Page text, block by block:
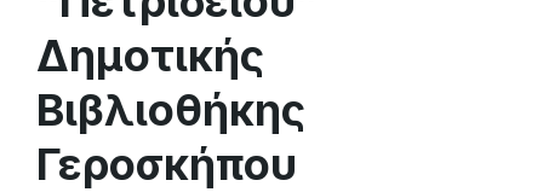
Δημοτικής
Βιβλιοθήκης
Γεροσκήπου